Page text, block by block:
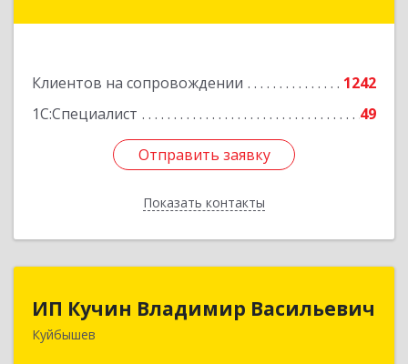
Клиентов на сопровождении
1242
1С:Специалист
49
Отправить заявку
Показать контакты
Отправить заявку
Назад
ИП Кучин Владимир Васильевич
Куйбышев632387, Новосибирская обл, Куйбышев г,